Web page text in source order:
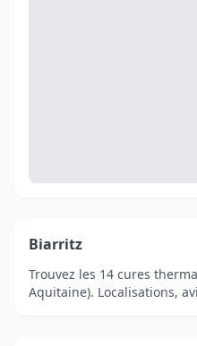
Biarritz
Trouvez les 14 cures
Aquitaine). Localisations,